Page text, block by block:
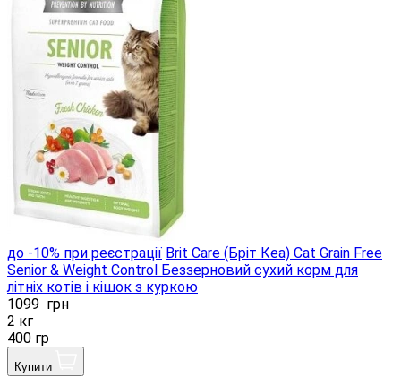
до -10% при реєстрації Brit Care (Бріт Кеа) Cat Grain Free
Senior & Weight Control Беззерновий сухий корм для
літніх котів і кішок з куркою
1099 грн
2 кг
400 гр
Купити